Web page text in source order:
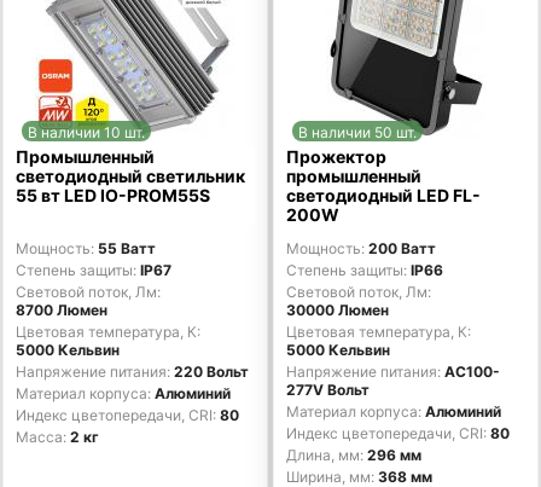
В наличии 10 шт.
Промышленный
светодиодный светильник
55 вт LED IO-PROM55S
Мощность 55 Ватт
Степень защиты IP67
Световой поток, Лм
8700 Люмен
Цветовая температура, К
5000 Кельвин
Напряжение питания 220 Вольт
Материал корпуса Алюминий
Индекс цветопередачи, CRI 80
Масса 2 кг
В наличии 50 шт.
Прожектор
промышленный
светодиодный LED FL-
200W
Мощность 200 Ватт
Степень защиты IP66
Световой поток, Лм
30000 Люмен
Цветовая температура, К
5000 Кельвин
Напряжение питания AC100-
277V Вольт
Материал корпуса Алюминий
Индекс цветопередачи, CRI 80
Длина, мм 296 мм
Ширина, мм 368 мм